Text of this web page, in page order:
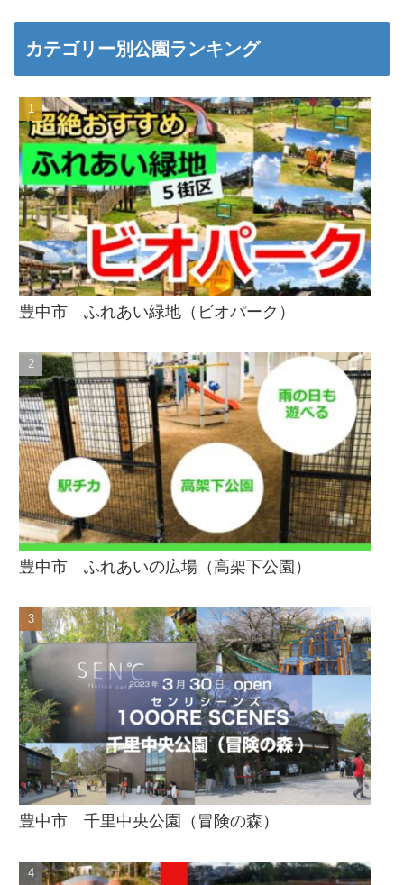
カテゴリー別公園ランキング
豊中市 ふれあい緑地（ビオパーク）
豊中市 ふれあいの広場（高架下公園）
豊中市 千里中央公園（冒険の森）